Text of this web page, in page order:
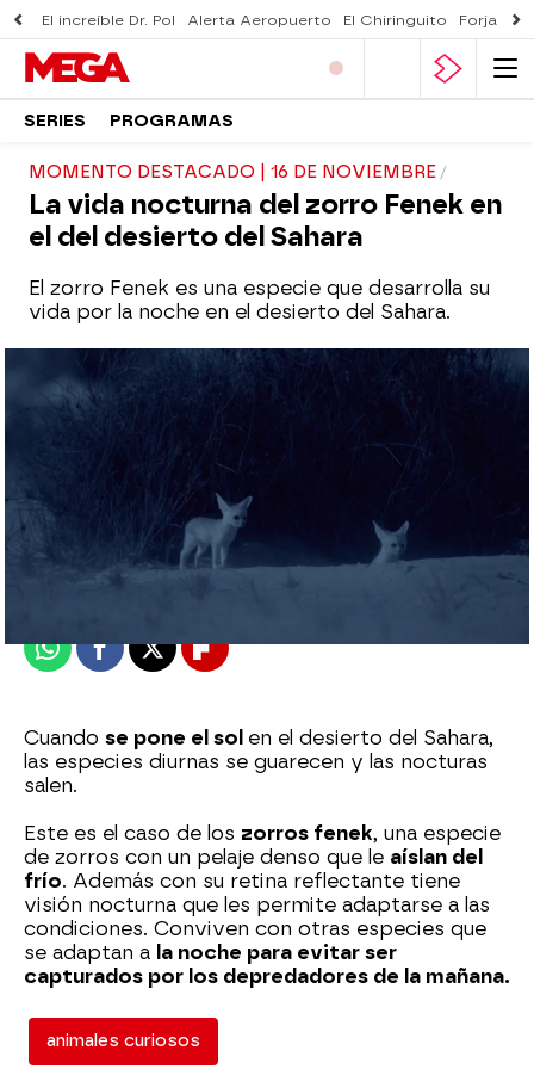
El increíble Dr. Pol Alerta Aeropuerto El Chiringuito Forjado
SERIES PROGRAMAS
MOMENTO DESTACADO | 16 DE NOVIEMBRE
La vida nocturna del zorro Fenek en
el del desierto del Sahara
El zorro Fenek es una especie que desarrolla su
vida por la noche en el desierto del Sahara.
mega
Madrid
WhatsappFacebook
X Flipboard
Cuando se pone el sol en el desierto del Sahara,
las especies diurnas se guarecen y las nocturas
salen.
Este es el caso de los zorros fenek, una especie
de zorros con un pelaje denso que le aíslan del
frío. Además con su retina reflectante tiene
visión nocturna que les permite adaptarse a las
condiciones. Conviven con otras especies que
se adaptan a la noche para evitar ser
capturados por los depredadores de la mañana.
animales curiosos